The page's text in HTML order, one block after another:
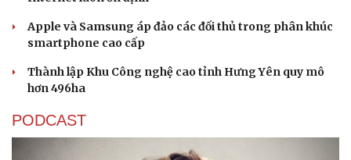
Apple và Samsung áp đảo các đối thủ trong phân khúc
smartphone cao cấp
Thành lập Khu Công nghệ cao tỉnh Hưng Yên quy mô
hơn 496ha
PODCAST